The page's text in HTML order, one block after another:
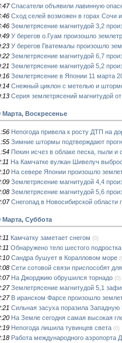
Спасатели объявили лавинную
Сход селей возможен в горах Сочи
Землетрясение магнитудой 3,2
У берегов о.Гуам произошло
У берегов Гватемалы произошло
Землетрясение магнитудой 6,7
Землетрясение магнитудой 5,2
Землетрясение в Японии 11 марта
Снежный циклон с метелью и
Серия землетрясений магнитудой
Марта, Воскресенье
Непогода привела к росту ДТП на
Зимние штормы подтверждают
Пекин исчез в облаке песка, пыли и
На Камчатке вулкан Шивелуч
На севере Японии произошло
Землетрясение магнитудой 4,4
Землетрясение магнитудой 5,6
Снегопад в Новосибирской области
Марта, Суббота
Камчатку заметает снегом (0)
Обнаружено тело шестого
Сандра бушует в Коралловом море
Сети сотовой связи приспособят
На Джорджию обрушился торнадо (0)
Землетрясение магнитудой 5,1
В иранском Фарсе произошло
Сильная засуха поразила
На Земле сегодня самая высокая
Непогода лишила тувинцев света (0)
Работа международного аэропорта